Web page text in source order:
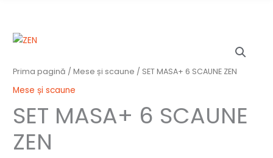
Prima pagină /Mese și scaune / SET MASA+ 6 SCAUNE ZEN
Mese și scaune
SET MASA+ 6 SCAUNE
ZEN
Cantitate
MASA+
6
ZEN